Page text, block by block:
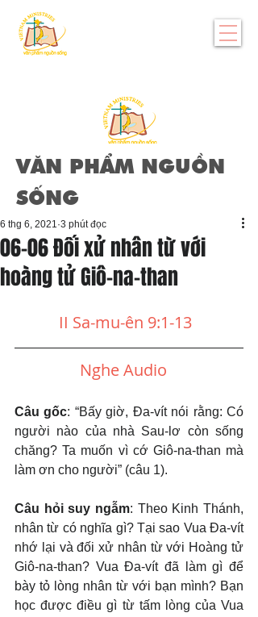
VĂN PHẨM NGUỒN
SỐNG
06-06 Đối xử nhân từ với
hoàng tử Giô-na-than
6 thg 6, 2021 3 phút đọc
II Sa-mu-ên 9:1-13
Nghe Audio
Câu gốc: “Bấy giờ, Đa-vít nói rằng: Có
người nào của nhà Sau-lơ còn sống
chăng? Ta muốn vì cớ Giô-na-than mà
làm ơn cho người” (câu 1).
Câu hỏi suy ngẫm: Theo Kinh Thánh,
nhân từ có nghĩa gì? Tại sao Vua Đa-vít
nhớ lại và đối xử nhân từ với Hoàng tử
Giô-na-than? Vua Đa-vít đã làm gì để
bày tỏ lòng nhân từ với bạn mình? Bạn
học được điều gì từ tấm lòng của Vua